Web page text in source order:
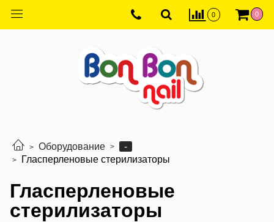
0 0
Оборудование
-
Гласперленовые стерилизаторы
Гласперленовые
стерилизаторы